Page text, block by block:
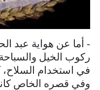
- أما عن هواية عبد
ركوب الخيل والسباحة
في استخدام السلاح،
وفي قصره الخاص